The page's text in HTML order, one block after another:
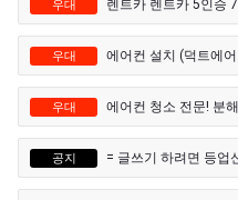
우대 렌트카 렌트카 5인승
우대 에어컨 설치 (덕트에어
우대 에어컨 청소 전문! 분
공지 = 글쓰기 하려면 등업신청 필수 =